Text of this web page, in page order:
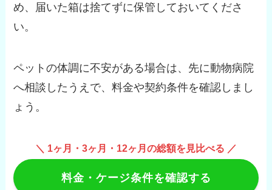
め、届いた箱は捨てずに保管しておいてくださ
い。
ペットの体調に不安がある場合は、先に動物病院
へ相談したうえで、料金や契約条件を確認しまし
ょう。
＼ 1ヶ月・3ヶ月・12ヶ月の総額を見比べる ／
料金・ケージ条件を確認する